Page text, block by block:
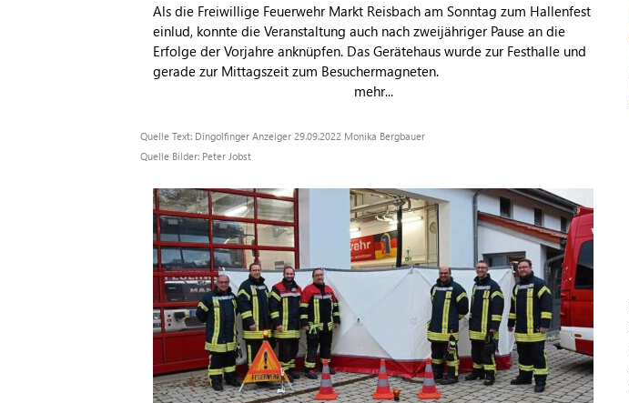
Als die Freiwillige Feuerwehr Markt Reisbach am Sonntag zum Hallenfest
einlud, konnte die Veranstaltung auch nach zweijähriger Pause an die
Erfolge der Vorjahre anknüpfen. Das Gerätehaus wurde zur Festhalle und
gerade zur Mittagszeit zum Besuchermagneten.
mehr...
Quelle Text: Dingolfinger Anzeiger 29.09.2022 Monika Bergbauer
Quelle Bilder: Peter Jobst